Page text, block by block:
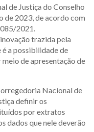
de Justiça do Conselho
de 2023, de acordo com
2021.
trazida pela
a possibilidade de
de apresentação de
Nacional de
definir os
por extratos
dados que nele deverão